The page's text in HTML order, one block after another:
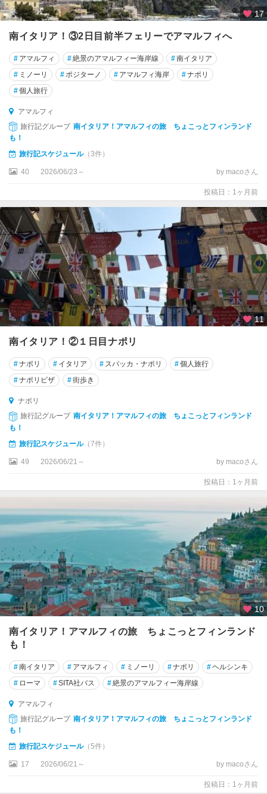
ン
コ
ー
イ
ェ
ー
ゾ
ロ
イ
キ
島
タ
リ
ウ
ル
ビ
ー
ノ
ウ
ン
ブ
リ
ア
州
ウ
ー
エ
オ
リ
ア
諸
島
エ
ミ
リ
ア
・
ロ
マ
ー
ニ
ャ
エ
17
南イタリア！③2日目前半フェリーでアマルフィへ
# アマルフィ #絶景のアマルフィー海岸線 #南イタリア
# ミノーリ #ポジターノ # アマルフィ海岸 #ナポリ
#個人旅行
アマルフィ
旅行記グループ 南イタリア！アマルフィの旅 ちょこっとフィンランド
も！
旅行記スケジュール（3件）
40 2026/06/23～ by macoさん
投稿日：1ヶ月前
11
南イタリア！②１日目ナポリ
#ナポリ # イタリア # スパッカ・ナポリ #個人旅行
#ナポリピザ #街歩き
ナポリ
旅行記グループ 南イタリア！アマルフィの旅 ちょこっとフィンランド
も！
旅行記スケジュール（7件）
49 2026/06/21～ by macoさん
投稿日：1ヶ月前
10
南イタリア！アマルフィの旅 ちょこっとフィンランド
も！
#南イタリア # アマルフィ # ミノーリ #ナポリ #ヘルシンキ
# ローマ #SITA社バス #絶景のアマルフィー海岸線
アマルフィ
旅行記グループ 南イタリア！アマルフィの旅 ちょこっとフィンランド
も！
旅行記スケジュール（5件）
17 2026/06/21～ by macoさん
投稿日：1ヶ月前